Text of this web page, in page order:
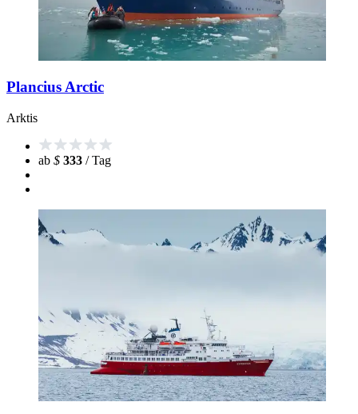
Plancius Arctic
Arktis
ab $ 333 / Tag